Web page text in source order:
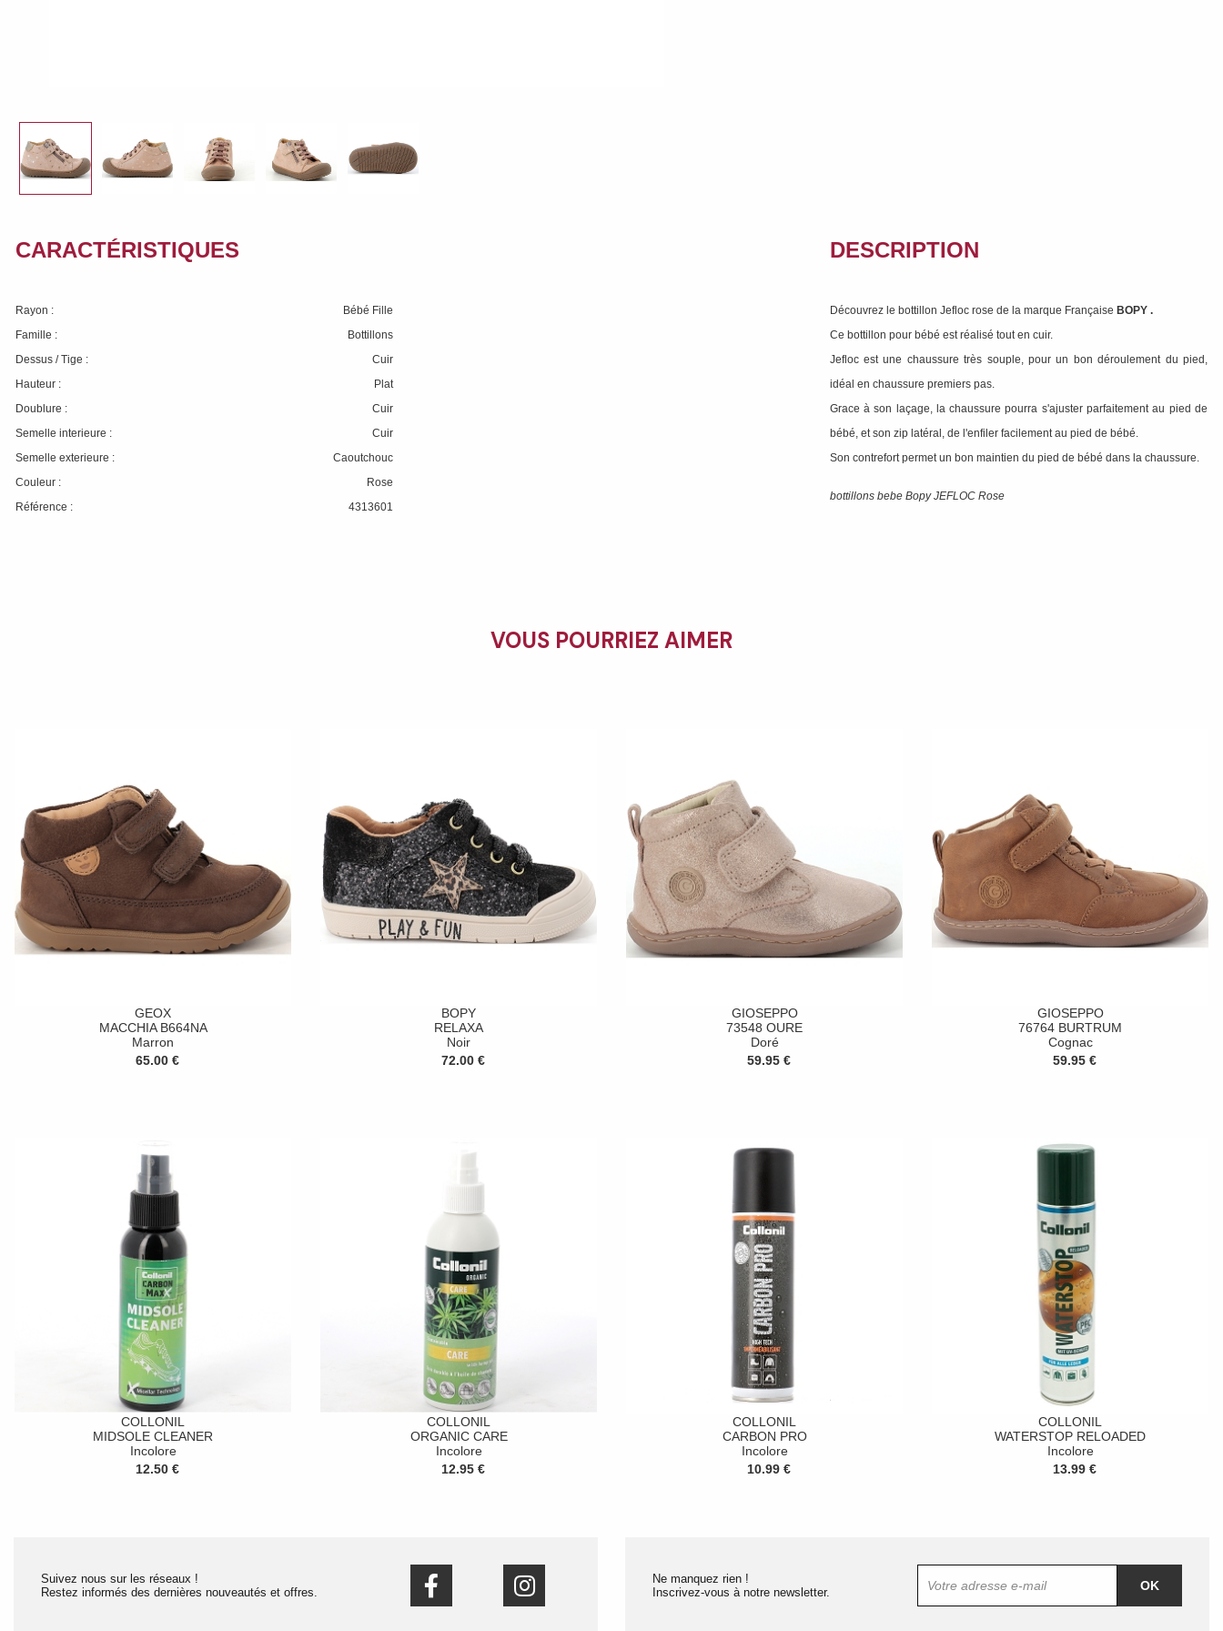
CARACTÉRISTIQUES
Rayon :
Bébé Fille
Famille :
Bottillons
Dessus / Tige :
Cuir
Hauteur :
Plat
Doublure :
Cuir
Semelle interieure :
Cuir
Semelle exterieure :
Caoutchouc
Couleur :
Rose
Référence :
4313601
DESCRIPTION
Découvrez le bottillon Jefloc rose de la marque Française BOPY .
Ce bottillon pour bébé est réalisé tout en cuir.
Jefloc est une chaussure très souple, pour un bon déroulement du pied,
idéal en chaussure premiers pas.
Grace à son laçage, la chaussure pourra s'ajuster parfaitement au pied de
bébé, et son zip latéral, de l'enfiler facilement au pied de bébé.
Son contrefort permet un bon maintien du pied de bébé dans la chaussure.
bottillons bebe Bopy JEFLOC Rose
VOUS POURRIEZ AIMER
GEOX
MACCHIA B664NA
Marron
65.00 €
BOPY
RELAXA
Noir
72.00 €
GIOSEPPO
73548 OURE
Doré
59.95 €
GIOSEPPO
76764 BURTRUM
Cognac
59.95 €
COLLONIL
MIDSOLE CLEANER
Incolore
12.50 €
COLLONIL
ORGANIC CARE
Incolore
12.95 €
COLLONIL
CARBON PRO
Incolore
10.99 €
COLLONIL
WATERSTOP RELOADED
Incolore
13.99 €
Suivez nous sur les réseaux !
Restez informés des dernières nouveautés et offres.
Ne manquez rien !
Inscrivez-vous à notre newsletter.
OK